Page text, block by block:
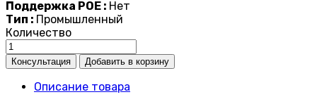
Поддержка POE : Нет
Тип : Промышленный
Количество
Описание товара